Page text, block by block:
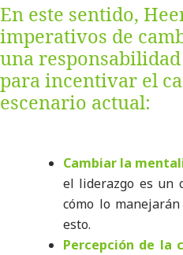
En este sentido,
imperativos de
una
para incentivar el
escenario actual:
Cambiar la
el liderazgo es un
cómo lo
esto.
Percepción de la